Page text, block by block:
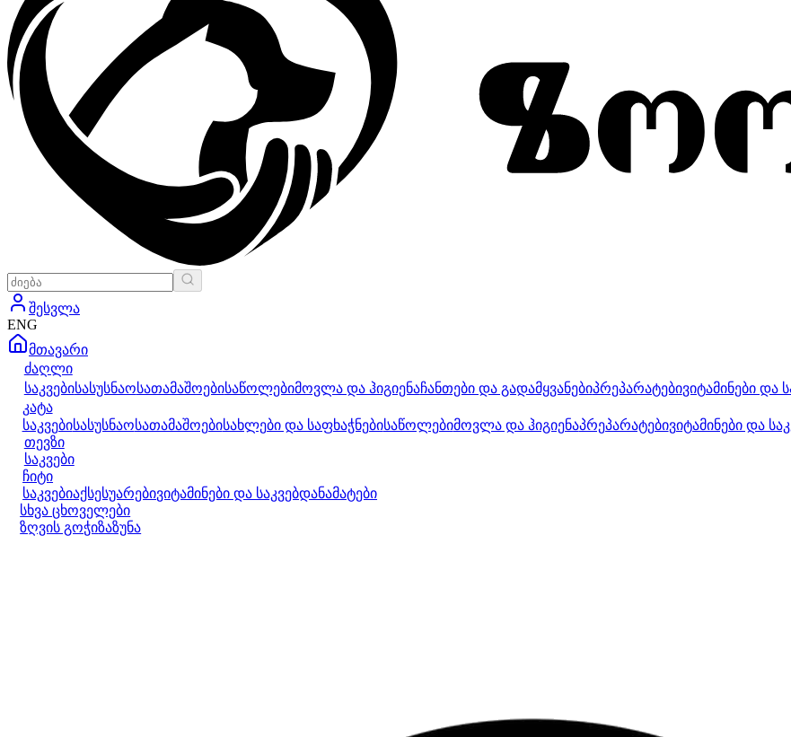
შესვლა
ENG
მთავარი
ძაღლი
საკვებისასუსნაოსათამაშოებისაწოლებიმოვლა და ჰიგიენაჩანთები და გადამყვანებიპრეპარატებივიტამინები და
კატა
საკვებისასუსნაოსათამაშოებისახლები და საფხაჭნებისაწოლებიმოვლა და ჰიგიენაპრეპარატებივიტამინები და
თევზი
საკვები
ჩიტი
საკვებიაქსესუარებივიტამინები და საკვებდანამატები
სხვა ცხოველები
ზღვის გოჭიზაზუნა